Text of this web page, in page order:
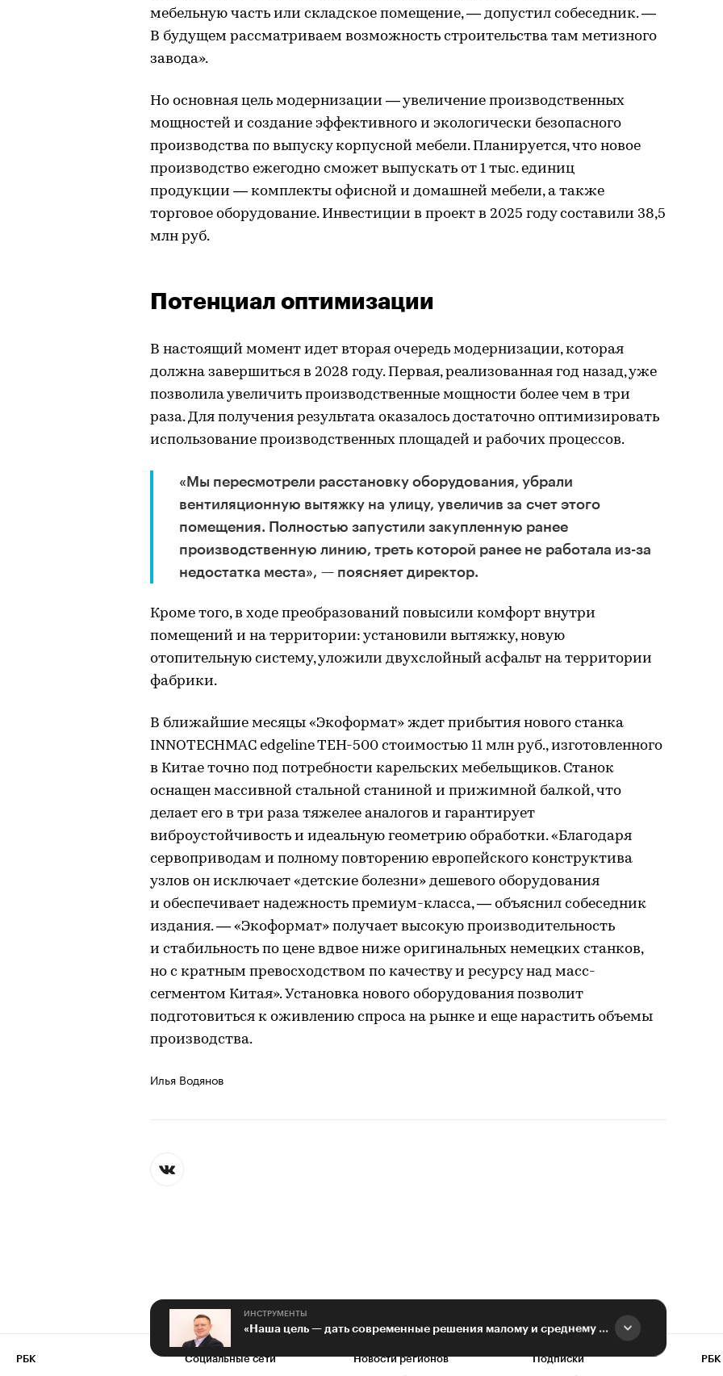
мебельную часть или складское помещение, — допустил собеседник. —
В будущем рассматриваем возможность строительства там метизного
завода».
Но основная цель модернизации — увеличение производственных
мощностей и создание эффективного и экологически безопасного
производства по выпуску корпусной мебели. Планируется, что новое
производство ежегодно сможет выпускать от 1 тыс. единиц
продукции — комплекты офисной и домашней мебели, а также
торговое оборудование. Инвестиции в проект в 2025 году составили 38,5
млн руб.
Потенциал оптимизации
В настоящий момент идет вторая очередь модернизации, которая
должна завершиться в 2028 году. Первая, реализованная год назад, уже
позволила увеличить производственные мощности более чем в три
раза. Для получения результата оказалось достаточно оптимизировать
использование производственных площадей и рабочих процессов.
«Мы пересмотрели расстановку оборудования, убрали
вентиляционную вытяжку на улицу, увеличив за счет этого
помещения. Полностью запустили закупленную ранее
производственную линию, треть которой ранее не работала из-за
недостатка места», — поясняет директор.
Кроме того, в ходе преобразований повысили комфорт внутри
помещений и на территории: установили вытяжку, новую
отопительную систему, уложили двухслойный асфальт на территории
фабрики.
В ближайшие месяцы «Экоформат» ждет прибытия нового станка
INNOTECHMAC edgeline TEH-500 стоимостью 11 млн руб., изготовленного
в Китае точно под потребности карельских мебельщиков. Станок
оснащен массивной стальной станиной и прижимной балкой, что
делает его в три раза тяжелее аналогов и гарантирует
виброустойчивость и идеальную геометрию обработки. «Благодаря
сервоприводам и полному повторению европейского конструктива
узлов он исключает «детские болезни» дешевого оборудования
и обеспечивает надежность премиум-класса, — объяснил собеседник
издания. — «Экоформат» получает высокую производительность
и стабильность по цене вдвое ниже оригинальных немецких станков,
но с кратным превосходством по качеству и ресурсу над масс-
сегментом Китая». Установка нового оборудования позволит
подготовиться к оживлению спроса на рынке и еще нарастить объемы
производства.
Илья Водянов
ИНСТРУМЕНТЫ
«Наша цель — дать современные решения малому и среднему бизнесу»
РБК Социальные сети Новости регионов Подписки РБК